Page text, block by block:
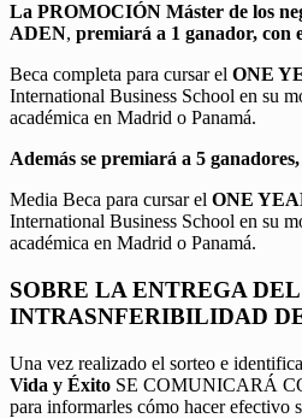
La PROMOCIÓN Máster de los
ADEN, premiará a 1 ganador, con
Beca completa para cursar el ONE
International Business School en su
académica en Madrid o Panamá.
Además se premiará a 5
Media Beca para cursar el ONE
International Business School en su
académica en Madrid o Panamá.
SOBRE LA ENTREGA
INTRASNFERIBILIDAD
Una vez realizado el sorteo e
Vida y Éxito SE COMUNICARÁ
para informarles cómo hacer efectivo